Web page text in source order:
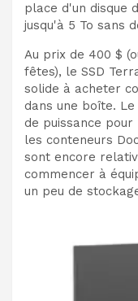
place d'un disque
jusqu'à 5 To sans
Au prix de 400 $
fêtes), le SSD
solide à acheter
dans une boîte.
de puissance
les conteneurs
sont encore
commencer à
un peu de